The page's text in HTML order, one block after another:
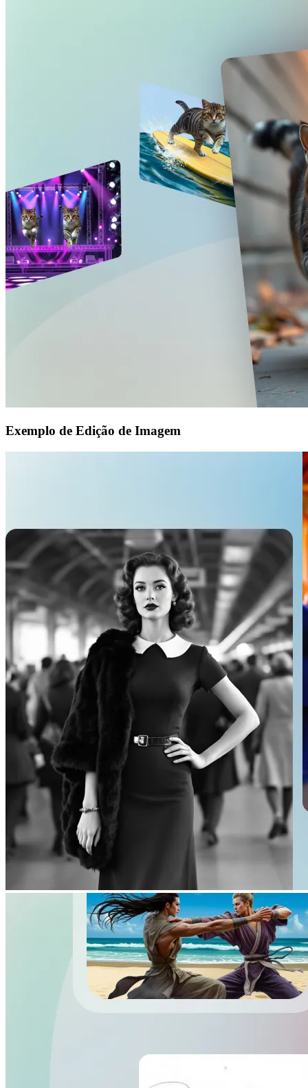
Exemplo de Edição de Imagem